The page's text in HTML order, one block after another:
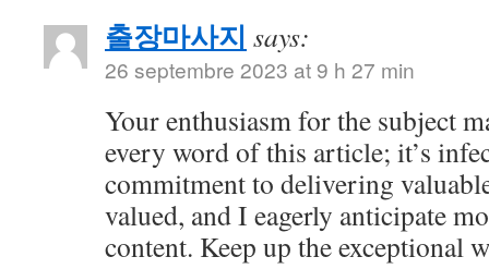
출장마사지 says:
26 septembre 2023 at 9 h 27 min
Your enthusiasm for the subject
every word of this article; it’s
commitment to delivering
valued, and I eagerly anticipate
content. Keep up the exceptional